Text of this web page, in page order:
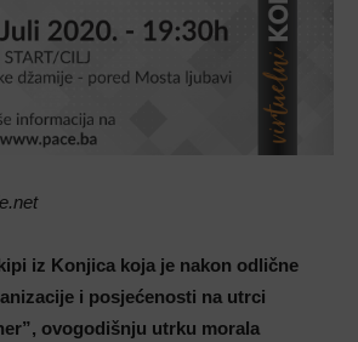
iz Konjica koja je nakon odlične
i posjećenosti na utrci
ovogodišnju utrku morala